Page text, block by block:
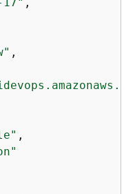
,
,